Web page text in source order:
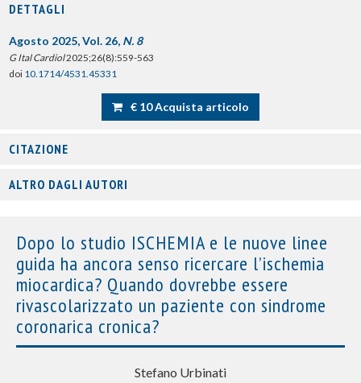
DETTAGLI
Agosto 2025, Vol. 26, N. 8
G Ital Cardiol2025;26(8):559-563
doi 10.1714/4531.45331
€ 10 Acquista articolo
CITAZIONE
ALTRO DAGLI AUTORI
Dopo lo studio ISCHEMIA e le nuove linee
guida ha ancora senso ricercare l’ischemia
miocardica? Quando dovrebbe essere
rivascolarizzato un paziente con sindrome
coronarica cronica?
Stefano Urbinati